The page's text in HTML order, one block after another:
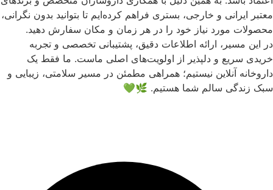
معتبر ایرانی و خارجی، بستری فراهم کرده‌ایم تا بتوانید بدون نگرانی،
محصولات مورد نیاز خود را در هر زمان و مکان سفارش دهید.
در این مسیر، ارائه اطلاعات دقیق، پشتیبانی تخصصی و تجربه
خریدی سریع و دلپذیر از اولویت‌های اصلی ماست. ما فقط یک
داروخانه آنلاین نیستیم؛ همراهی مطمئن در مسیر سلامتی، زیبایی و
سبک زندگی سالم شما هستیم. 🌿💚